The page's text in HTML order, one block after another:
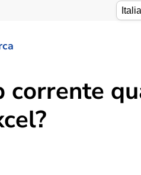
corrente